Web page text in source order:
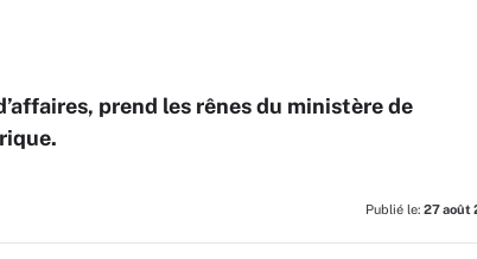
prend les rênes du ministère de
Publié le: 27 août